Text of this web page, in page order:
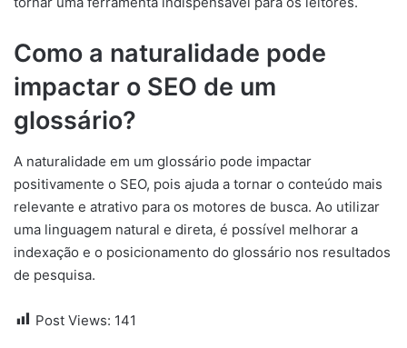
Como a naturalidade pode
impactar o SEO de um
glossário?
A naturalidade em um glossário pode impactar
positivamente o SEO, pois ajuda a tornar o conteúdo mais
relevante e atrativo para os motores de busca. Ao utilizar
uma linguagem natural e direta, é possível melhorar a
indexação e o posicionamento do glossário nos resultados
de pesquisa.
Post Views: 141